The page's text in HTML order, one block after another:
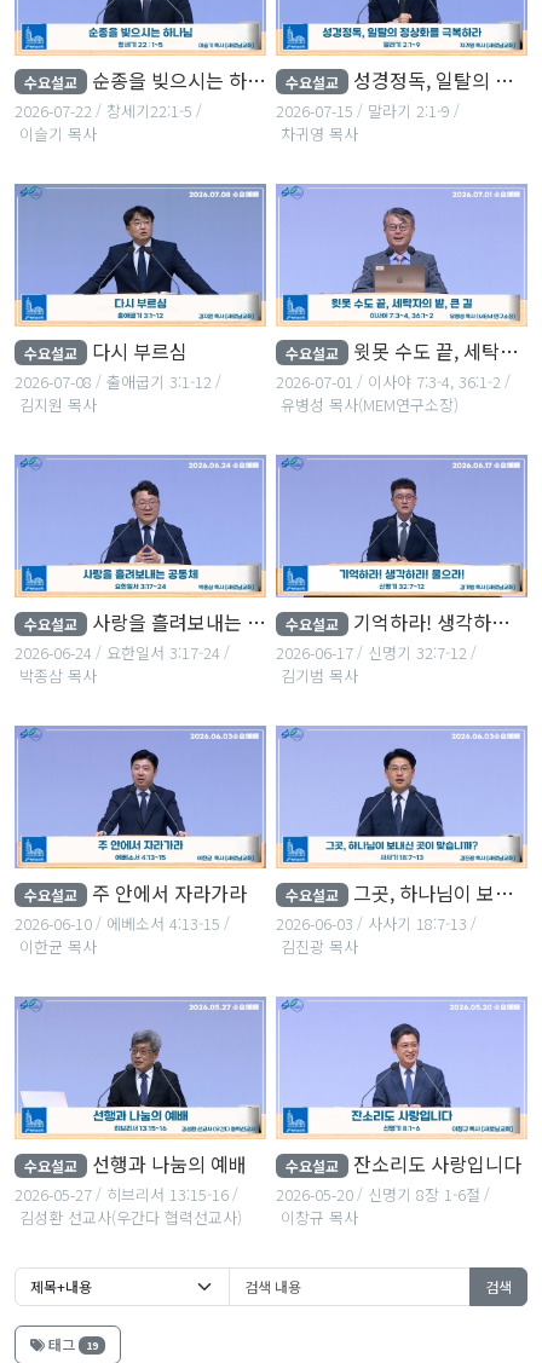
수요설교 순종을 빚으시는 하나님
2026-07-22
창세기22:1-5
이슬기 목사
수요설교 성경정독, 일탈의 정상화를 극복하라
2026-07-15
말라기 2:1-9
차귀영 목사
수요설교 다시 부르심
2026-07-08
출애굽기 3:1-12
김지원 목사
수요설교 윗못 수도 끝, 세탁자의 밭, 큰 길
2026-07-01
이사야 7:3-4, 36:1-2
유병성 목사(MEM연구소장)
수요설교 사랑을 흘려보내는 공동체
2026-06-24
요한일서 3:17-24
박종삼 목사
수요설교 기억하라! 생각하라! 물으라!
2026-06-17
신명기 32:7-12
김기범 목사
수요설교 주 안에서 자라가라
2026-06-10
에베소서 4:13-15
이한균 목사
수요설교 그곳, 하나님이 보내신 곳이 맞습니까?
2026-06-03
사사기 18:7-13
김진광 목사
수요설교 선행과 나눔의 예배
2026-05-27
히브리서 13:15-16
김성환 선교사(우간다 협력선교사)
수요설교 잔소리도 사랑입니다
2026-05-20
신명기 8장 1-6절
이창규 목사
검색
태그 19